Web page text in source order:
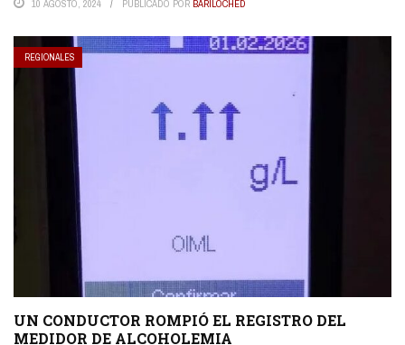
10 AGOSTO, 2024 PUBLICADO POR BARILOCHED
REGIONALES
UN CONDUCTOR ROMPIÓ EL REGISTRO DEL
MEDIDOR DE ALCOHOLEMIA